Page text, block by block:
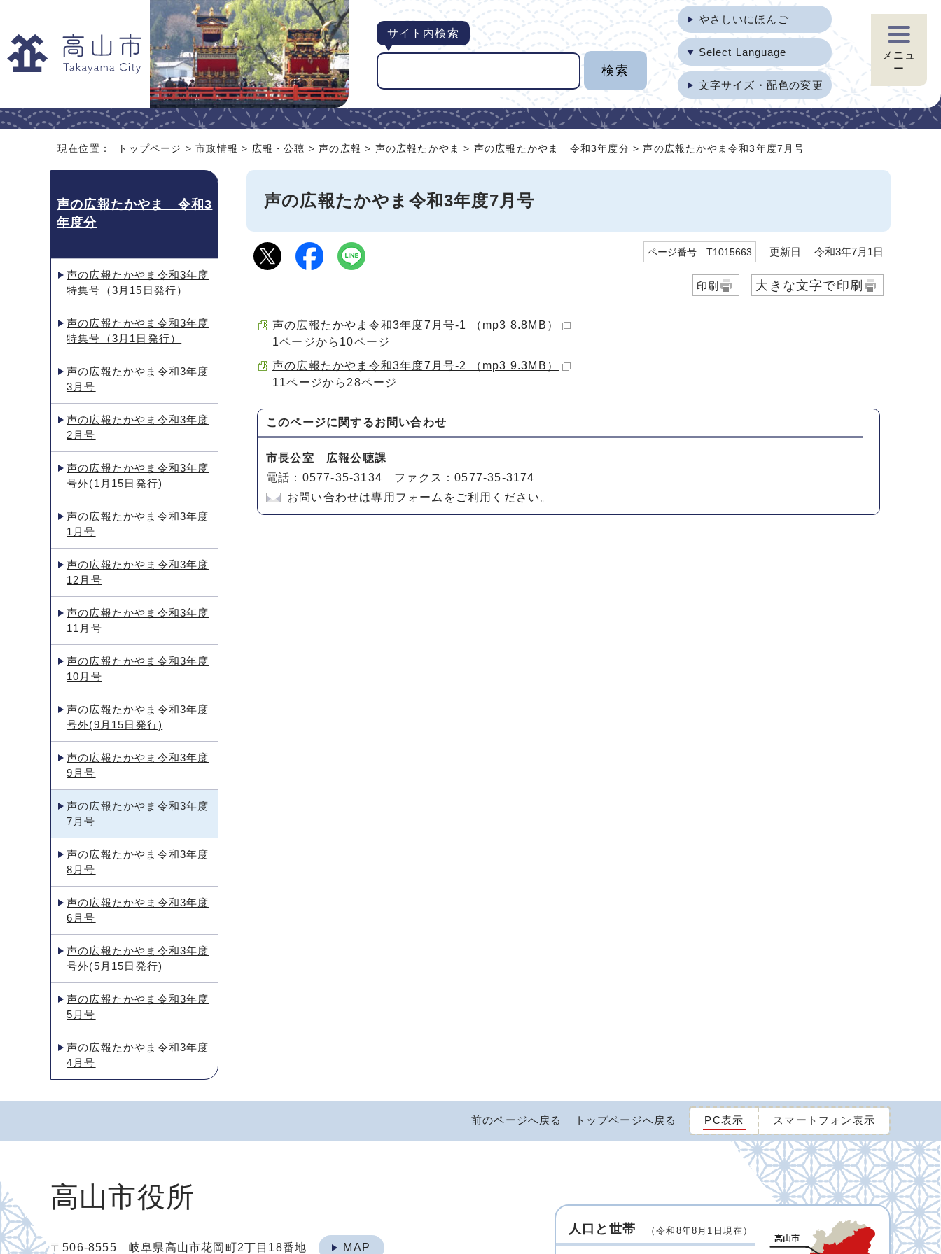
サイト内検索
やさしいにほんご
Select Language
文字サイズ・配色の変更
メニュ
ー
現在位置： トップページ >市政情報 > 広報・公聴 >声の広報 > 声の広報たかやま > 声の広報たかやま 令和3年度分 > 声の広報たかやま令和3年度7月号
声の広報たかやま令和3年度7月号
ページ番号 T1015663 更新日 令和3年7月1日
印刷 大きな文字で印刷
声の広報たかやま令和3年度7月号-1 （mp3 8.8MB）
1ページから10ページ
声の広報たかやま令和3年度7月号-2 （mp3 9.3MB）
11ページから28ページ
このページに関するお問い合わせ
市長公室 広報公聴課
電話：0577-35-3134 ファクス：0577-35-3174
お問い合わせは専用フォームをご利用ください。
声の広報たかやま 令和3
年度分
声の広報たかやま令和3年度
特集号（3月15日発行）
声の広報たかやま令和3年度
特集号（3月1日発行）
声の広報たかやま令和3年度
3月号
声の広報たかやま令和3年度
2月号
声の広報たかやま令和3年度
号外(1月15日発行)
声の広報たかやま令和3年度
1月号
声の広報たかやま令和3年度
12月号
声の広報たかやま令和3年度
11月号
声の広報たかやま令和3年度
10月号
声の広報たかやま令和3年度
号外(9月15日発行)
声の広報たかやま令和3年度
9月号
声の広報たかやま令和3年度
7月号
声の広報たかやま令和3年度
8月号
声の広報たかやま令和3年度
6月号
声の広報たかやま令和3年度
号外(5月15日発行)
声の広報たかやま令和3年度
5月号
声の広報たかやま令和3年度
4月号
前のページへ戻る トップページへ戻る PC表示 スマートフォン表示
高山市役所
〒506-8555 岐阜県高山市花岡町2丁目18番地 MAP
人口と世帯 （令和8年8月1日現在）